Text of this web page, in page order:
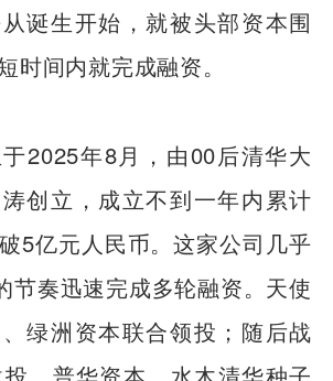
诞生开始，就被头部资本围
时间内就完成融资。
2025年8月，由00后清华大
创立，成立不到一年内累计
5亿元人民币。这家公司几乎
节奏迅速完成多轮融资。天使
绿洲资本联合领投；随后战